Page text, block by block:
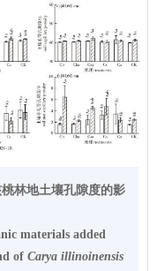
林地土壤孔隙度的影
materials added
of Carya illinoinensis